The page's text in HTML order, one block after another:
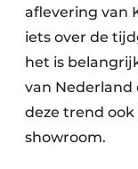
aflevering van
iets over de
het is
van Nederland
deze trend
showroom.